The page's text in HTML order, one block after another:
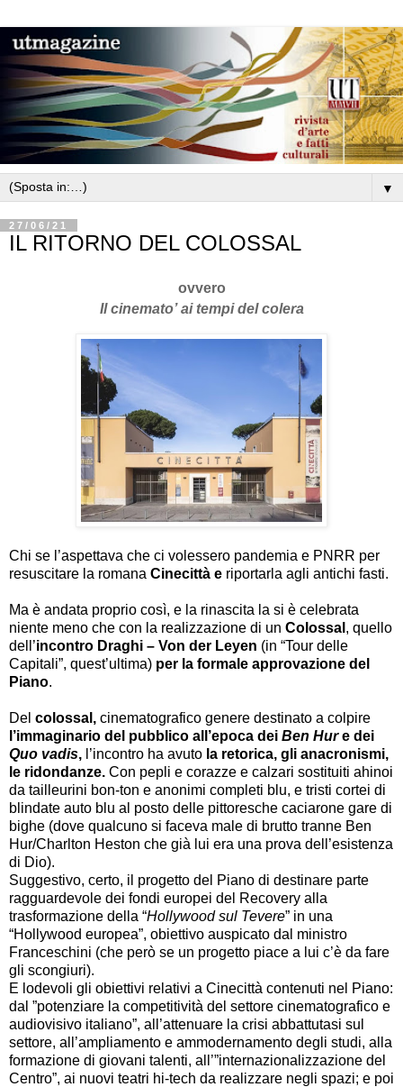
▼
27/06/21
IL RITORNO DEL COLOSSAL
ovvero
Il cinemato’ ai tempi del colera
Chi se l’aspettava che ci volessero pandemia e PNRR per
resuscitare la romana Cinecittà e riportarla agli antichi fasti.
Ma è andata proprio così, e la rinascita la si è celebrata
niente meno che con la realizzazione di un Colossal , quello
dell’incontro Draghi – Von der Leyen (in “Tour delle
Capitali”, quest’ultima) per la formale approvazione del
Piano.
Del colossal, cinematografico genere destinato a colpire
l’immaginario del pubblico all’epoca dei Ben Hure dei
Quo vadis, l’incontro ha avuto la retorica, gli anacronismi,
le ridondanze. Con pepli e corazze e calzari sostituiti ahinoi
da tailleurini bon-ton e anonimi completi blu, e tristi cortei di
blindate auto blu al posto delle pittoresche caciarone gare di
bighe (dove qualcuno si faceva male di brutto tranne Ben
Hur/Charlton Heston che già lui era una prova dell’esistenza
di Dio).
Suggestivo, certo, il progetto del Piano di destinare parte
ragguardevole dei fondi europei del Recovery alla
trasformazione della “Hollywood sul Tevere” in una
“Hollywood europea”, obiettivo auspicato dal ministro
Franceschini (che però se un progetto piace a lui c’è da fare
gli scongiuri).
E lodevoli gli obiettivi relativi a Cinecittà contenuti nel Piano:
dal ”potenziare la competitività del settore cinematografico e
audiovisivo italiano”, all’attenuare la crisi abbattutasi sul
settore, all’ampliamento e ammodernamento degli studi, alla
formazione di giovani talenti, all’”internazionalizzazione del
Centro”, ai nuovi teatri hi-tech da realizzare negli spazi; e poi